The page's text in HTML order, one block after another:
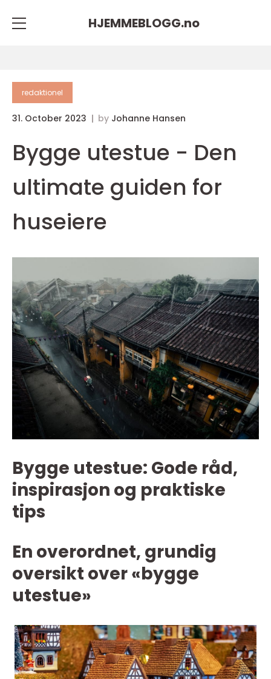
HJEMMEBLOGG.no
redaktionel
31. October 2023 by Johanne Hansen
Bygge utestue - Den
ultimate guiden for
huseiere
Bygge utestue: Gode råd,
inspirasjon og praktiske
tips
En overordnet, grundig
oversikt over «bygge
utestue»